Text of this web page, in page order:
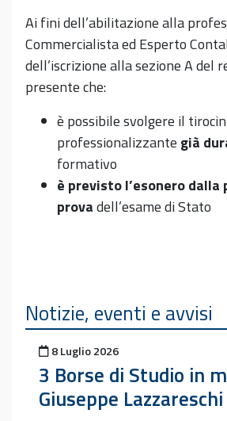
Ai fini dell’abilitazione alla
Commercialista ed Esperto
dell’iscrizione alla sezione A del
presente che:
è possibile svolgere il
professionalizzante già
formativo
è previsto l’esonero dalla
provadell’esame di Stato
Notizie, eventi e avvisi
Pubblicato il
8 Luglio 2026
3 Borse di Studio in
Giuseppe